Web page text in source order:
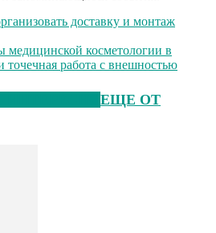
доставку и монтаж
медицинской косметологии в
точечная работа с внешностью
ЕЩЕ ОТ